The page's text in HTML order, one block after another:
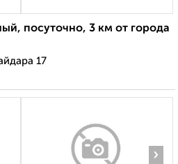
посуточно, 3 км от города
17
›